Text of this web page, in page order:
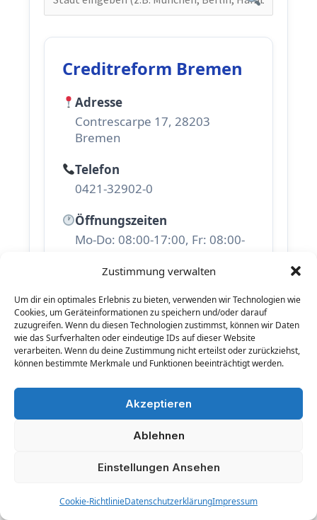
Zustimmung verwalten
Um dir ein optimales Erlebnis zu bieten, verwenden wir Technologien wie
Cookies, um Geräteinformationen zu speichern und/oder darauf
zuzugreifen. Wenn du diesen Technologien zustimmst, können wir Daten
wie das Surfverhalten oder eindeutige IDs auf dieser Website
verarbeiten. Wenn du deine Zustimmung nicht erteilst oder zurückziehst,
können bestimmte Merkmale und Funktionen beeinträchtigt werden.
Akzeptieren
Ablehnen
Einstellungen Ansehen
Cookie-RichtlinieDatenschutzerklärungImpressum
Creditreform Bremen
Adresse
Contrescarpe 17, 28203
Bremen
Telefon
0421-32902-0
Öffnungszeiten
Mo-Do: 08:00-17:00, Fr: 08:00-
Bremen
Anrufen E-Mail
Beliebte Standorte –
Informationen zu weiteren